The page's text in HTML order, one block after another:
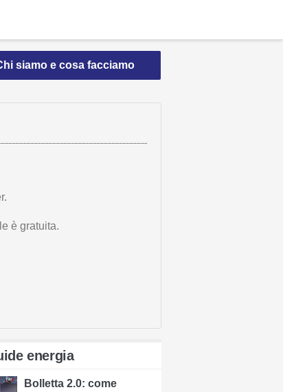
siamo e cosa facciamo
è gratuita.
energia
Bolletta 2.0: come